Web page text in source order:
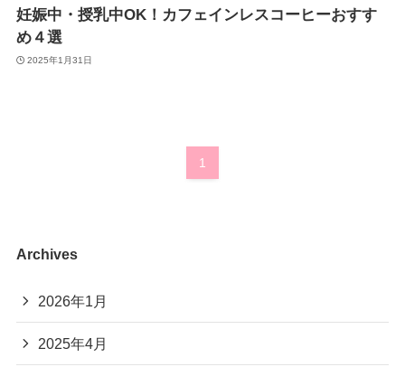
妊娠中・授乳中OK！カフェインレスコーヒーおすす
め４選
2025年1月31日
1
Archives
2026年1月
2025年4月